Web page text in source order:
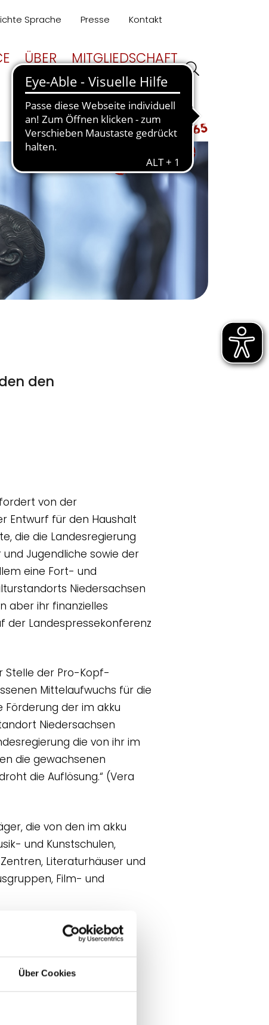
Über Cookies
Sprache Presse Kontakt
ÜBER
UNS
MITGLIEDSCHAFT
den
von der
Entwurf für den Haushalt
die die Landesregierung
Jugendliche sowie der
eine Fort- und
Niedersachsen
aber ihr finanzielles
der Landespressekonferenz
Stelle der Pro-Kopf-
Mittelaufwuchs für die
Förderung der im akku
Niedersachsen
die von ihr im
die gewachsenen
die Auflösung.“ (Vera
die von den im akku
und Kunstschulen,
Literaturhäuser und
Film- und
gehört nicht
in Deutschland,
wachsenden